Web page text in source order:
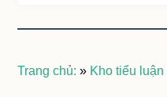
Trang chủ: » Kho tiểu luận